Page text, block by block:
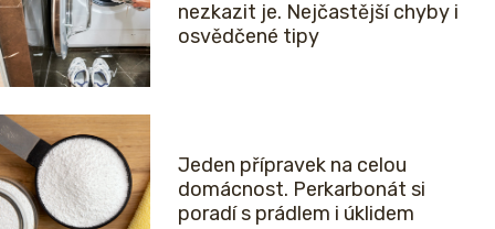
nezkazit je. Nejčastější chyby i
osvědčené tipy
Jeden přípravek na celou
domácnost. Perkarbonát si
poradí s prádlem i úklidem